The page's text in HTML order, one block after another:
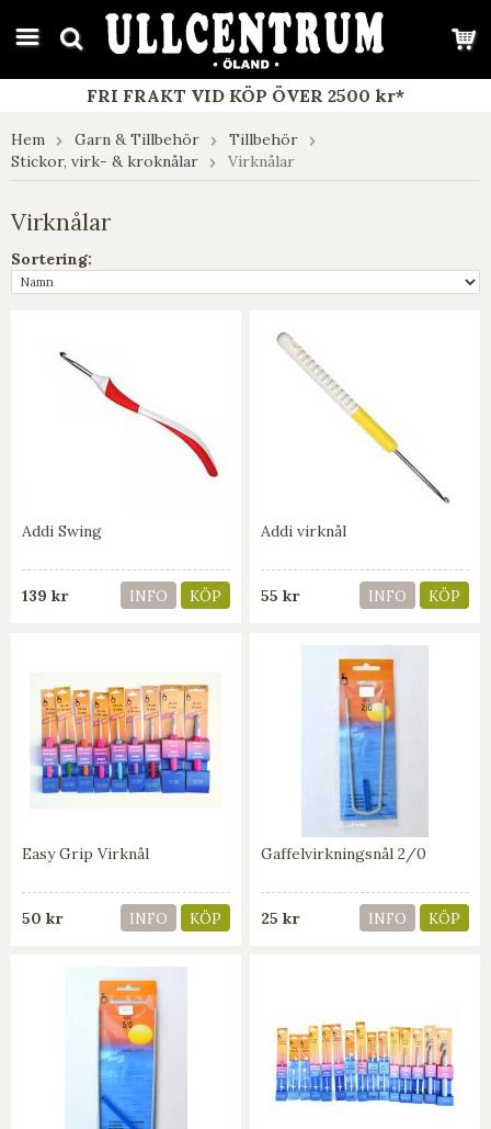
google-site-verification: google7e4b1026db5d9f32.html
FRI FRAKT VID KÖP ÖVER 2500 kr*
Hem Garn & Tillbehör
Tillbehör
Stickor, virk- & kroknålar
Virknålar
Virknålar
Sortering:
Addi Swing
139 kr INFO KÖP
Addi virknål
55 kr INFO KÖP
Easy Grip Virknål
50 kr INFO KÖP
Gaffelvirkningsnål 2/0
25 kr INFO KÖP